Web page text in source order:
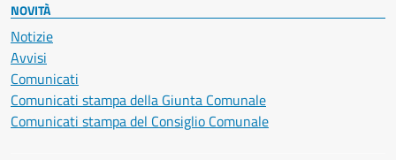
NOVITÀ
Notizie
Avvisi
Comunicati
Comunicati stampa della Giunta Comunale
Comunicati stampa del Consiglio Comunale